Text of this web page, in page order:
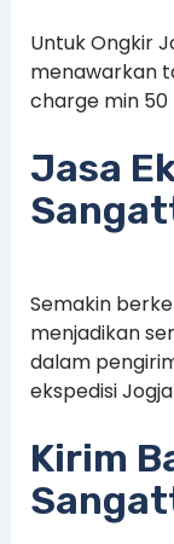
Untuk Ongkir
menawarkan
charge min 50
Jasa
Semakin
menjadikan
dalam
ekspedisi
Kirim